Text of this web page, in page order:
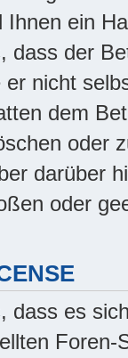
ein
dass der
nicht
dem
oder
darüber
oder
dass es